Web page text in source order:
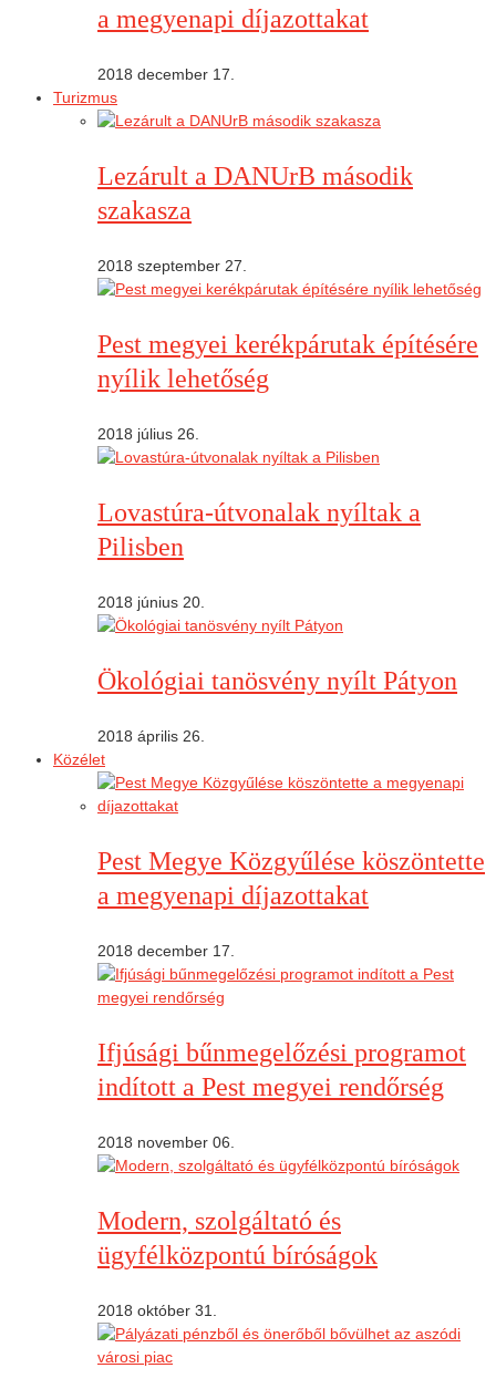
a megyenapi díjazottakat
2018 december 17.
Turizmus
Lezárult a DANUrB második
szakasza
2018 szeptember 27.
Pest megyei kerékpárutak építésére
nyílik lehetőség
2018 július 26.
Lovastúra-útvonalak nyíltak a
Pilisben
2018 június 20.
Ökológiai tanösvény nyílt Pátyon
2018 április 26.
Közélet
Pest Megye Közgyűlése köszöntette
a megyenapi díjazottakat
2018 december 17.
Ifjúsági bűnmegelőzési programot
indított a Pest megyei rendőrség
2018 november 06.
Modern, szolgáltató és
ügyfélközpontú bíróságok
2018 október 31.